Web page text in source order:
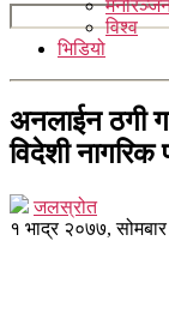
विश्व
भिडियो
अनलाईन ठगी
विदेशी नागरिक
जलस्रोत
१ भाद्र २०७७, सोमबार